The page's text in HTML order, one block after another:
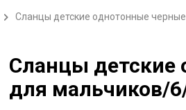
Сланцы детские однотонные
Сланцы детские
для мальчиков/